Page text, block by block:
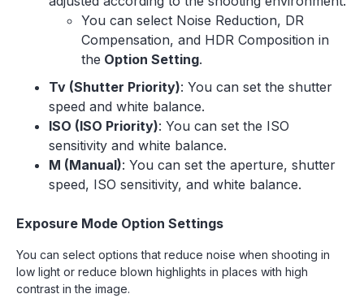
You can select Noise Reduction, DR
Compensation, and HDR Composition in
the Option Setting.
Tv (Shutter Priority): You can set the shutter
speed and white balance.
ISO (ISO Priority): You can set the ISO
sensitivity and white balance.
M (Manual): You can set the aperture, shutter
speed, ISO sensitivity, and white balance.
Exposure Mode Option Settings
You can select options that reduce noise when shooting in
low light or reduce blown highlights in places with high
contrast in the image.